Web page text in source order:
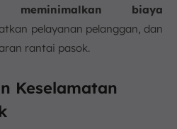
meminimalkan biaya
pelayanan pelanggan, dan
rantai pasok.
Keselamatan